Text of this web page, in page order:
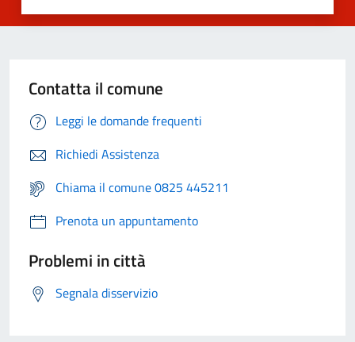
Contatta il comune
Leggi le domande frequenti
Richiedi Assistenza
Chiama il comune 0825 445211
Prenota un appuntamento
Problemi in città
Segnala disservizio